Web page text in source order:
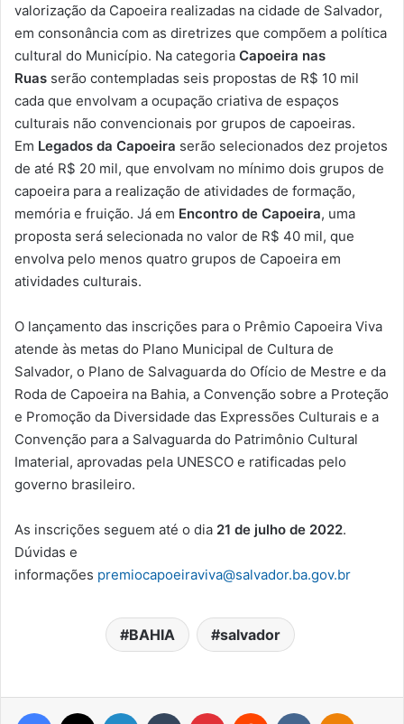
valorização da Capoeira realizadas na cidade de Salvador,
em consonância com as diretrizes que compõem a política
cultural do Município. Na categoria Capoeira nas
Ruas serão contempladas seis propostas de R$ 10 mil
cada que envolvam a ocupação criativa de espaços
culturais não convencionais por grupos de capoeiras.
Em Legados da Capoeira serão selecionados dez projetos
de até R$ 20 mil, que envolvam no mínimo dois grupos de
capoeira para a realização de atividades de formação,
memória e fruição. Já em Encontro de Capoeira, uma
proposta será selecionada no valor de R$ 40 mil, que
envolva pelo menos quatro grupos de Capoeira em
atividades culturais.
O lançamento das inscrições para o Prêmio Capoeira Viva
atende às metas do Plano Municipal de Cultura de
Salvador, o Plano de Salvaguarda do Ofício de Mestre e da
Roda de Capoeira na Bahia, a Convenção sobre a Proteção
e Promoção da Diversidade das Expressões Culturais e a
Convenção para a Salvaguarda do Patrimônio Cultural
Imaterial, aprovadas pela UNESCO e ratificadas pelo
governo brasileiro.
As inscrições seguem até o dia 21 de julho de 2022.
Dúvidas e
informações premiocapoeiraviva@salvador.ba.gov.br
BAHIA salvador
Facebook Linkedin Tumblr Pinterest Reddit